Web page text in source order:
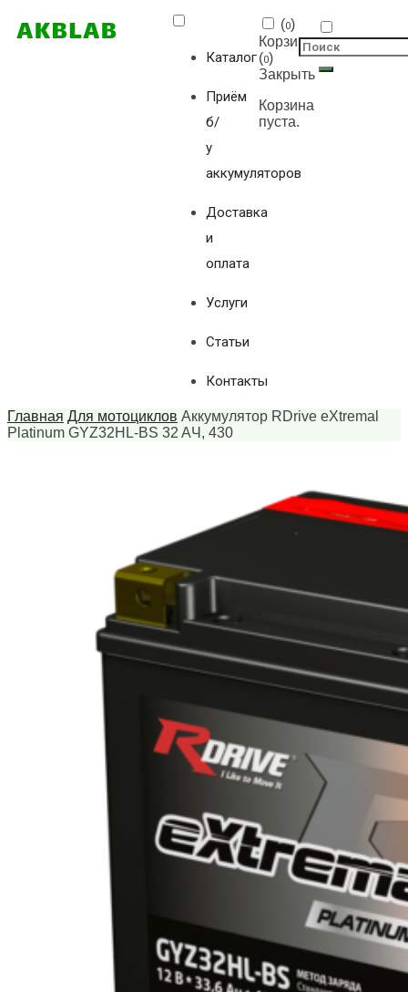
Каталог
Приём
б/
у
аккумуляторов
Доставка
и
оплата
Услуги
Статьи
Контакты
(0)
Корзина
(0)
Закрыть
Корзина
пуста.
Главная Для мотоциклов Аккумулятор RDrive eXtremal
Platinum GYZ32HL-BS 32 AЧ, 430